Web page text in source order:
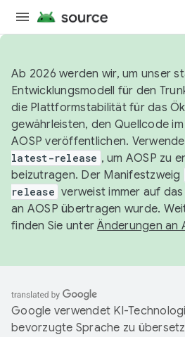
Ab 2026 werden wir, um unser
Entwicklungsmodell für den
die Plattformstabilität für das
gewährleisten, den Quellcode
AOSP veröffentlichen.
latest-release , um AOSP zu
beizutragen. Der Manifestzweig
release verweist immer auf
an AOSP übertragen wurde.
finden Sie unterÄnderungen an
Google verwendet KI-
bevorzugte Sprache zu